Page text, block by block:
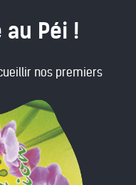
au Péi !
nos premiers